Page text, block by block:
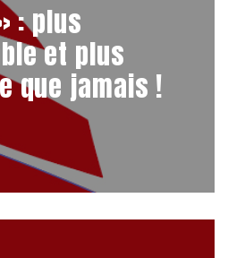
: plus
et plus
que jamais !